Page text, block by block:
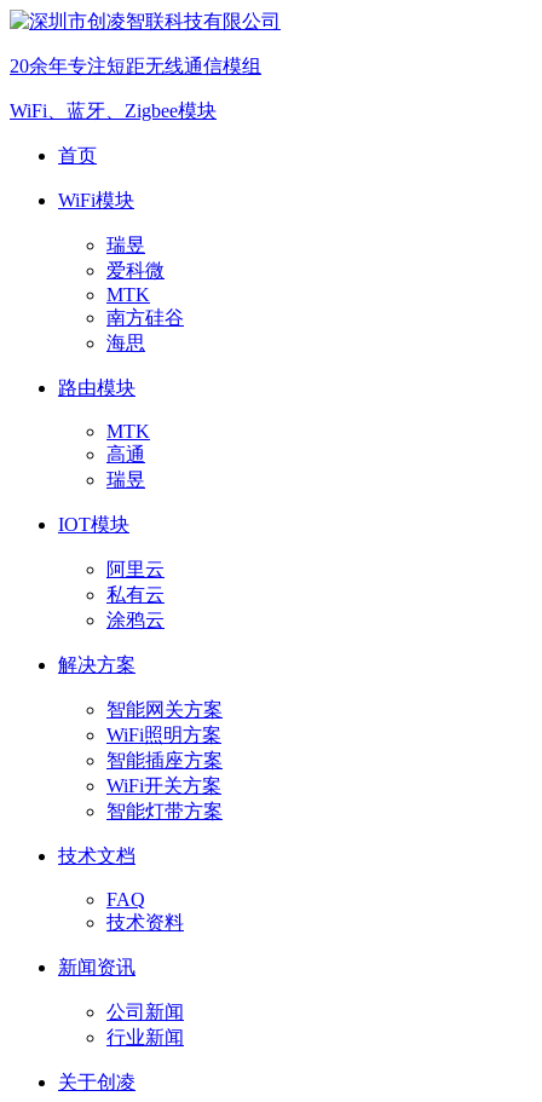
20余年专注短距无线通信模组
WiFi、蓝牙、Zigbee模块
首页
WiFi模块
瑞昱
爱科微
MTK
南方硅谷
海思
路由模块
MTK
高通
瑞昱
IOT模块
阿里云
私有云
涂鸦云
解决方案
智能网关方案
WiFi照明方案
智能插座方案
WiFi开关方案
智能灯带方案
技术文档
FAQ
技术资料
新闻资讯
公司新闻
行业新闻
关于创凌